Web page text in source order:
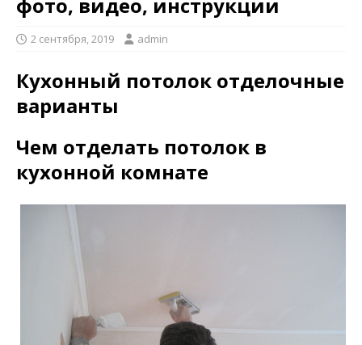
2 сентября, 2019 admin
Кухонный потолок отделочные
варианты
Чем отделать потолок в
кухонной комнате